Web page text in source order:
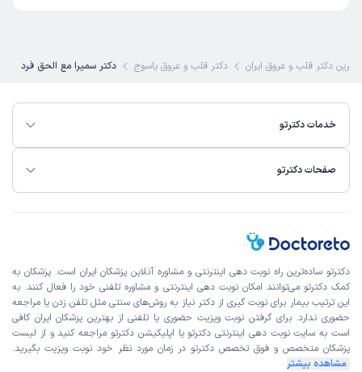
رفتار دکتر عالی بود ، وقت ایشون برای مریض عالی بود خیلی
میرفتیم،خبلی راضی بودیم
علت مراجعه:
کاربر دکترتو
(
1404/10/09
)
زمان انتظار:45-90 دقیقه
همه چی خوب هست.فقط محل انجام نوار قلب تمیزتر باشد.
علت مراجعه: انجام اکوکاردیوگرافی و تست ورزش
زینب
نوبت مطب از دکترتو
بهترین دکتر قلب و عروق ایران دکتر قلب و عروق یاسوج دکتر سمیرا مع الحق فرد
خدمات دکترتو
صفحات دکترتو
دکترتو ساده‌ترین راه نوبت‌ دهی اینترنتی و مشاوره آنلاین پزشکان ایران است. پزشکان به
کمک دکترتو می‌توانند امکان نوبت دهی اینترنتی و مشاوره تلفنی خود را فعال کنند. به
این ترتیب بیمار برای نوبت گیری از دکتر نیاز به روش‌های سنتی مثل تلفن زدن یا مراجعه
حضوری ندارد. برای گرفتن نوبت ویزیت حضوری یا تلفنی از بهترین پزشکان ایران کافی
است به سایت نوبت دهی اینترنتی دکترتو یا اپلیکیشن دکترتو مراجعه کنید و از لیست
پزشکان متخصص و فوق تخصص دکترتو در زمان مورد نظر خود نوبت ویزیت بگیرید.
مشاهده بیشتر